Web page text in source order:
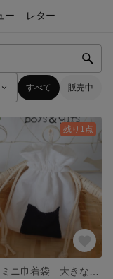
ー レター
すべて 販売中
残り1点